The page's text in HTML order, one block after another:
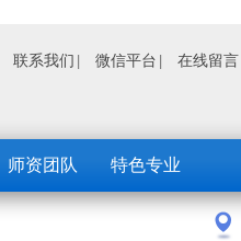
联系我们 微信平台 在线留言
师资团队 特色专业